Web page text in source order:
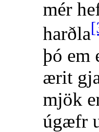
mér
harðla
þó em
ærit
mjök
úgæfr